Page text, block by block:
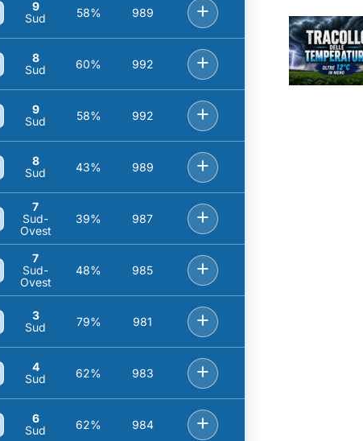
9
Sud
58% 989 +
8
Sud
60% 992 +
9
Sud
58% 992 +
8
Sud
43% 989 +
7
Sud-
Ovest
39% 987 +
7
Sud-
Ovest
48% 985 +
3
Sud
79% 981 +
4
Sud
62% 983 +
6
Sud
62% 984 +